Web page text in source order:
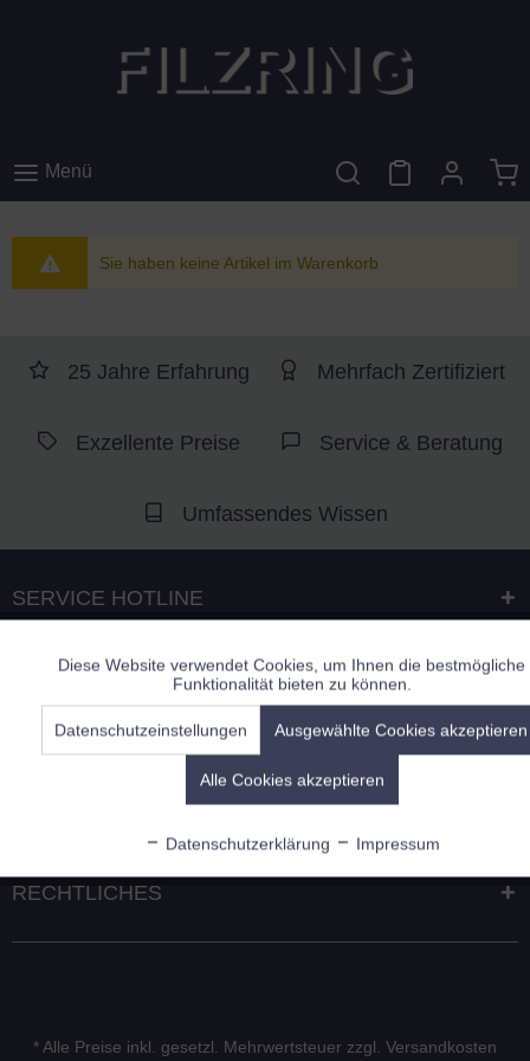
Menü
Sie haben keine Artikel im Warenkorb
25 Jahre Erfahrung Mehrfach Zertifiziert
Exzellente Preise Service & Beratung
Umfassendes Wissen
SERVICE HOTLINE
RECHTLICHES
* Alle Preise inkl. gesetzl. Mehrwertsteuer zzgl. Versandkosten
Funktionale Aktiv
Marketing Inaktiv
Personalisierung Inaktiv
Inaktiv
Diese Website verwendet Cookies, um Ihnen die bestmögliche
Funktionalität bieten zu können.
Datenschutzeinstellungen Ausgewählte Cookies akzeptieren
Alle Cookies akzeptieren
Datenschutzerklärung Impressum